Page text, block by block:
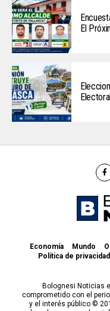
El
Economía Mundo
Política de privacidad
Bolognesi Noticias
comprometido con el
y el interés público ©